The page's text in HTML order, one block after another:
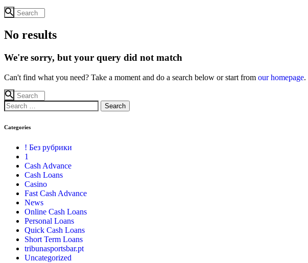
No results
We're sorry, but your query did not match
Can't find what you need? Take a moment and do a search below or start from our homepage.
Categories
! Без рубрики
1
Cash Advance
Cash Loans
Casino
Fast Cash Advance
News
Online Cash Loans
Personal Loans
Quick Cash Loans
Short Term Loans
tribunasportsbar.pt
Uncategorized